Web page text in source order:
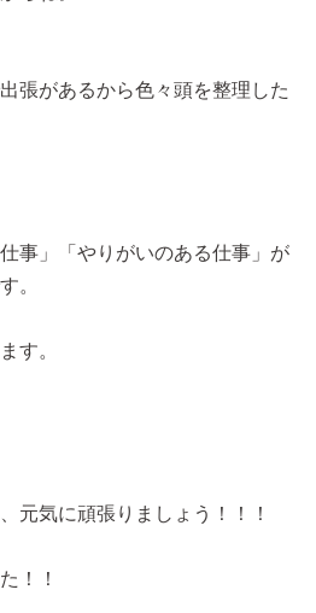
張があるから色々頭を整理した
事」「やりがいのある仕事」 が
。
す。
元気に頑張りましょう！！！
！！